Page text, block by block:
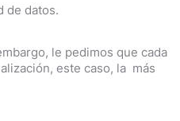
de datos.
le pedimos que cada
este caso, la más